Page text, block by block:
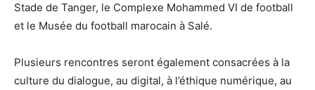
Stade de Tanger, le Complexe Mohammed VI de football
et le Musée du football marocain à Salé.
Plusieurs rencontres seront également consacrées à la
culture du dialogue, au digital, à l’éthique numérique, au